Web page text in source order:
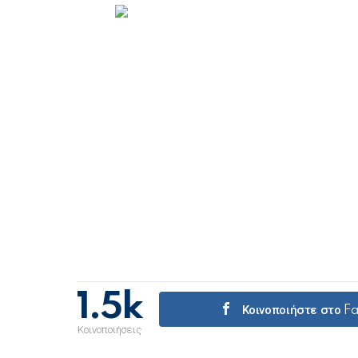
1.5k
Κοινοποιήσεις
Κοινοποιήστε στο